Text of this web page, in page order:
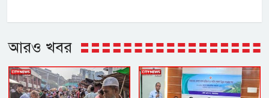
আরও খবর